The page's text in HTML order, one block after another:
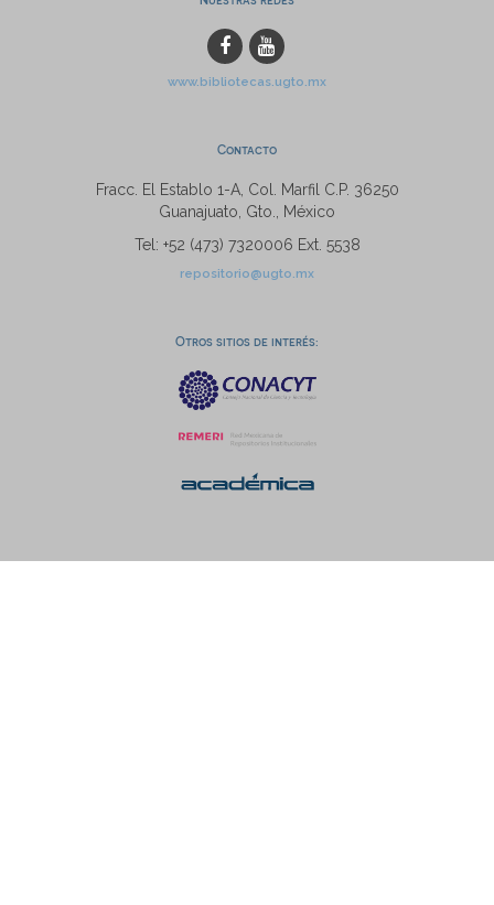
www.bibliotecas.ugto.mx
Contacto
Fracc. El Establo 1-A, Col. Marfil C.P. 36250
Guanajuato, Gto., México
Tel: +52 (473) 7320006 Ext. 5538
repositorio@ugto.mx
Otros sitios de interés: